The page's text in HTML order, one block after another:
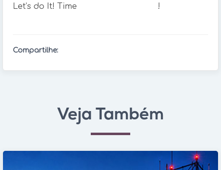
Let’s do It! Time
!
Compartilhe:
Veja Também